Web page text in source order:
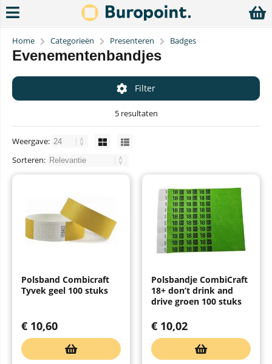
Home Categorieën Presenteren Badges
Evenementenbandjes
Filter
5 resultaten
Weergave:
Sorteren:
Polsband Combicraft
Tyvek geel 100 stuks
€ 10,60
Polsbandje CombiCraft
18+ don’t drink and
drive groen 100 stuks
€ 10,02